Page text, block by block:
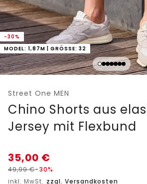
-30%
MODEL: 1,87M | GRÖSSE: 32
Street One MEN
Chino Shorts aus
Jersey mit Flexbund
35,00 €
49,99€-30%
inkl. MwSt. zzgl. Versandkosten